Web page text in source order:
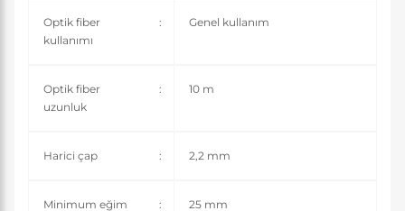
Optik fiber
kullanımı
: Genel kullanım
Optik fiber
uzunluk
: 10 m
Harici çap : 2,2 mm
Minimum eğim
: 25 mm